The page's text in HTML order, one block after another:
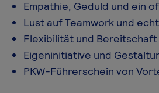
Empathie, Geduld und ein
Lust auf Teamwork und
Flexibilität und
Eigeninitiative und
PKW-Führerschein von